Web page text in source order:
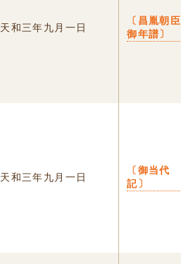
天和三年九月一日
〔昌胤朝臣
御年譜〕
天和三年九月一日
〔御当代
記〕